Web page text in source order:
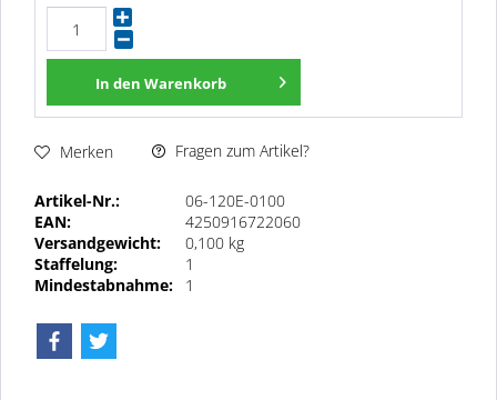
In den Warenkorb
Merken Fragen zum Artikel?
Artikel-Nr.:
06-120E-0100
EAN:
4250916722060
Versandgewicht:
0,100 kg
Staffelung:
1
Mindestabnahme:
1